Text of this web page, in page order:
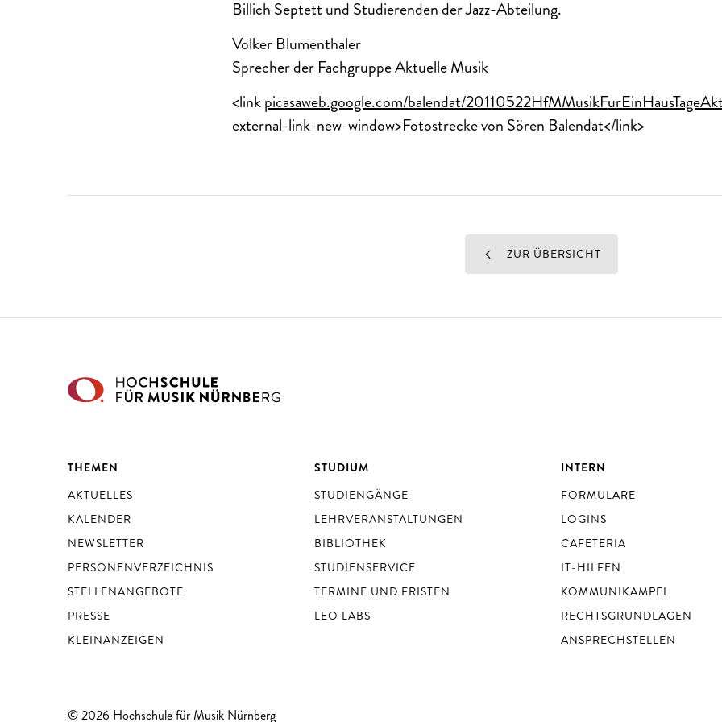
Billich Septett und Studierenden der Jazz-Abteilung.
Volker Blumenthaler
Sprecher der Fachgruppe Aktuelle Musik
<linkpicasaweb.google.com/balendat/
external-link-new-window>Fotostrecke von Sören Balendat</link>
ZUR ÜBERSICHT
THEMEN
AKTUELLES
KALENDER
NEWSLETTER
PERSONENVERZEICHNIS
STELLENANGEBOTE
PRESSE
KLEINANZEIGEN
STUDIUM
STUDIENGÄNGE
LEHRVERANSTALTUNGEN
BIBLIOTHEK
STUDIENSERVICE
TERMINE UND FRISTEN
LEO LABS
INTERN
FORMULARE
LOGINS
CAFETERIA
IT-HILFEN
KOMMUNIKAMPEL
RECHTSGRUNDLAGEN
ANSPRECHSTELLEN
© 2026 Hochschule für Musik Nürnberg